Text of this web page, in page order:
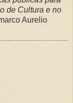
de Cultura e no
Aurelio